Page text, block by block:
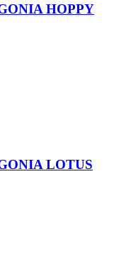
HOPPY
LOTUS